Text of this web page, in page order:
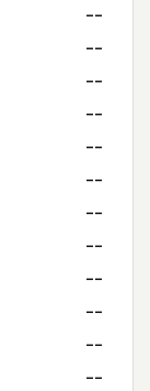
--
--
--
--
--
--
--
--
--
--
--
--